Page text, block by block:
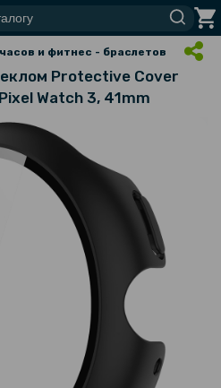
и фитнес - браслетов
Protective Cover
Watch 3, 41mm